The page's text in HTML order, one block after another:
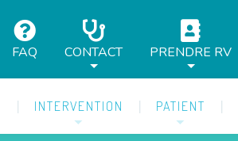
FAQ CONTACT PRENDRE RV
INTERVENTION PATIENT